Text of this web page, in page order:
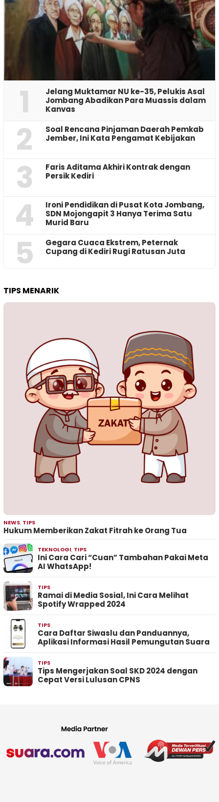
1
Jelang Muktamar NU ke-35, Pelukis Asal
Jombang Abadikan Para Muassis dalam
Kanvas
2
‎Soal Rencana Pinjaman Daerah Pemkab
Jember, Ini Kata Pengamat Kebijakan ‎
3
Faris Aditama Akhiri Kontrak dengan
Persik Kediri
4
Ironi Pendidikan di Pusat Kota Jombang,
SDN Mojongapit 3 Hanya Terima Satu
Murid Baru
5
‎Gegara Cuaca Ekstrem, Peternak
Cupang di Kediri Rugi Ratusan Juta
TIPS MENARIK
NEWS, TIPS
Hukum Memberikan Zakat Fitrah ke Orang Tua
TEKNOLOGI, TIPS
Ini Cara Cari “Cuan” Tambahan Pakai Meta
AI WhatsApp!
TIPS
Ramai di Media Sosial, Ini Cara Melihat
Spotify Wrapped 2024
TIPS
Cara Daftar Siwaslu dan Panduannya,
Aplikasi Informasi Hasil Pemungutan Suara
TIPS
Tips Mengerjakan Soal SKD 2024 dengan
Cepat Versi Lulusan CPNS